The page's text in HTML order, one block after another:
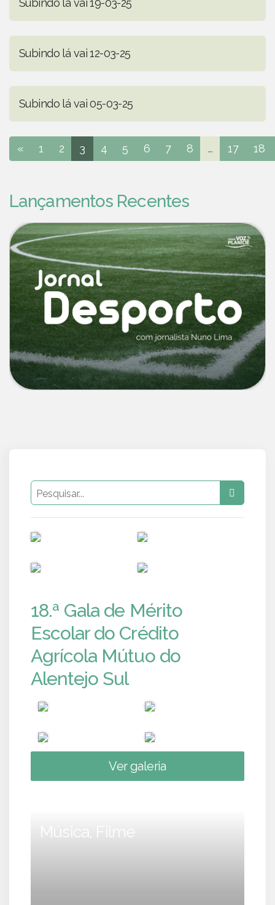
Subindo lá vai 19-03-25
Subindo lá vai 12-03-25
Subindo lá vai 05-03-25
« 1 2 3 4 5 6 7 8 ... 17 18
Lançamentos Recentes
18.ª Gala de Mérito
Escolar do Crédito
Agrícola Mútuo do
Alentejo Sul
Ver galeria
Música, Filme